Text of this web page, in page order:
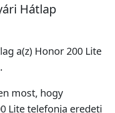
Hátlap
a(z) Honor 200 Lite
most, hogy
Lite telefonja eredeti